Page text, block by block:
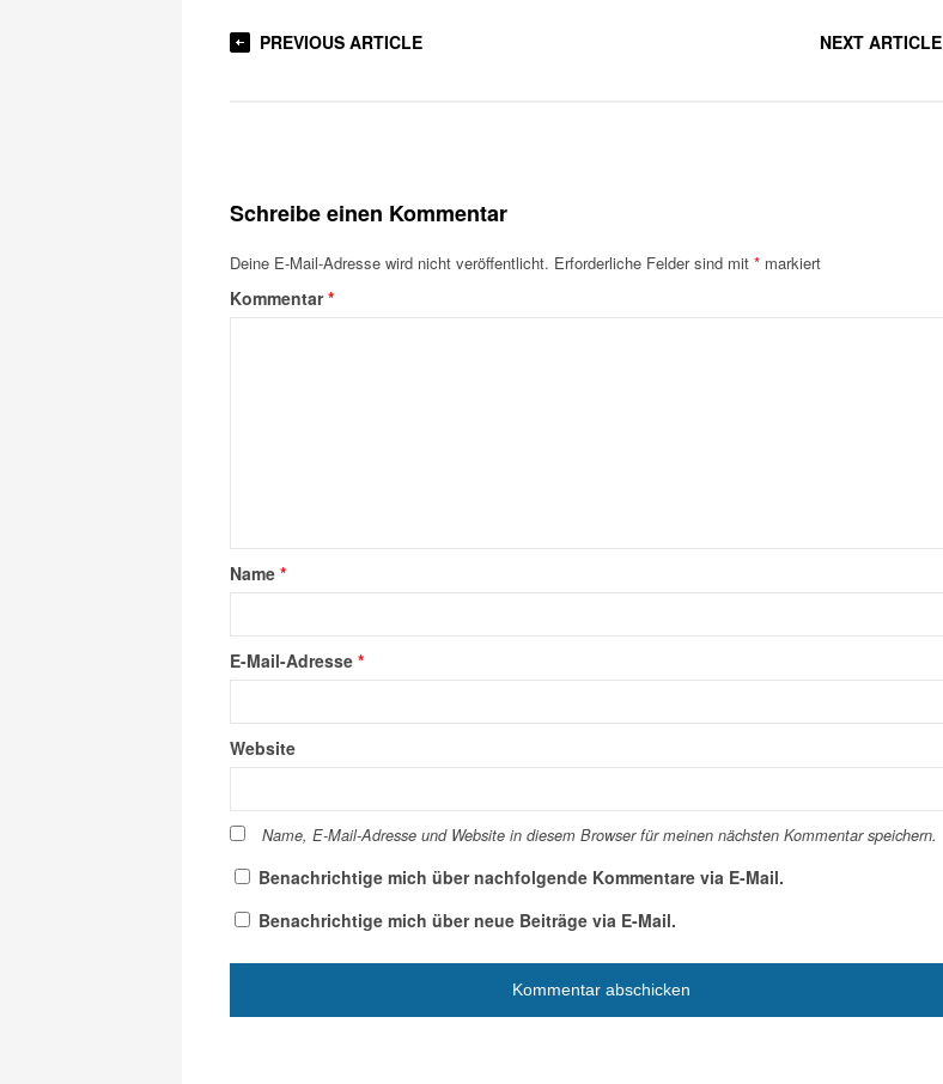
PREVIOUS ARTICLE NEXT ARTICLE
Schreibe einen Kommentar
Deine E-Mail-Adresse wird nicht veröffentlicht. Erforderliche Felder sind mit * markiert
Kommentar*
Name *
E-Mail-Adresse *
Website
Name, E-Mail-Adresse und Website in diesem Browser für meinen nächsten Kommentar speichern.
Benachrichtige mich über nachfolgende Kommentare via E-Mail.
Benachrichtige mich über neue Beiträge via E-Mail.